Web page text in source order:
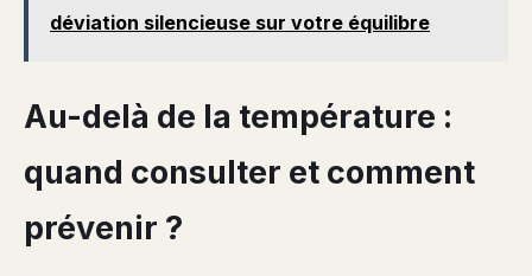
déviation silencieuse sur votre équilibre
Au-delà de la température :
quand consulter et comment
prévenir ?